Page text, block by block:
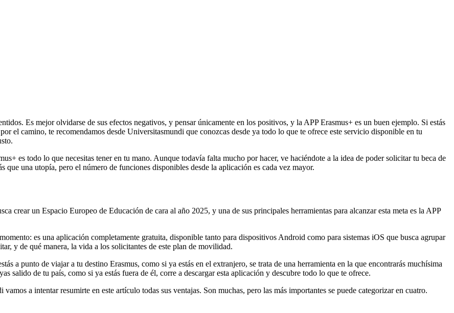
Es mejor olvidarse de sus efectos negativos, y pensar únicamente en los positivos, y la APP Erasmus+ es un buen ejemplo. Si estás
el camino, te recomendamos desde Universitasmundi que conozcas desde ya todo lo que te ofrece este servicio disponible en tu
es todo lo que necesitas tener en tu mano. Aunque todavía falta mucho por hacer, ve haciéndote a la idea de poder solicitar tu beca de
que una utopía, pero el número de funciones disponibles desde la aplicación es cada vez mayor.
crear un Espacio Europeo de Educación de cara al año 2025, y una de sus principales herramientas para alcanzar esta meta es la APP
es una aplicación completamente gratuita, disponible tanto para dispositivos Android como para sistemas iOS que busca agrupar
y de qué manera, la vida a los solicitantes de este plan de movilidad.
a punto de viajar a tu destino Erasmus, como si ya estás en el extranjero, se trata de una herramienta en la que encontrarás muchísima
salido de tu país, como si ya estás fuera de él, corre a descargar esta aplicación y descubre todo lo que te ofrece.
a intentar resumirte en este artículo todas sus ventajas. Son muchas, pero las más importantes se puede categorizar en cuatro.